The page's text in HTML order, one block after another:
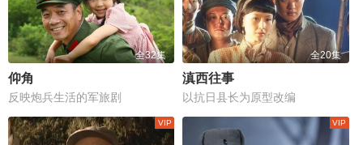
全32集
仰角
反映炮兵生活的军旅剧
全20集
滇西往事
以抗日县长为原型改编